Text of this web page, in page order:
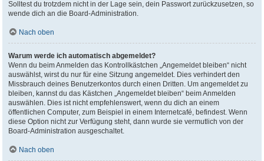
Solltest du trotzdem nicht in der Lage sein, dein Passwort zurückzusetzen, so
wende dich an die Board-Administration.
Nach oben
Warum werde ich automatisch abgemeldet?
Wenn du beim Anmelden das Kontrollkästchen „Angemeldet bleiben“ nicht
auswählst, wirst du nur für eine Sitzung angemeldet. Dies verhindert den
Missbrauch deines Benutzerkontos durch einen Dritten. Um angemeldet zu
bleiben, kannst du das Kästchen „Angemeldet bleiben“ beim Anmelden
auswählen. Dies ist nicht empfehlenswert, wenn du dich an einem
öffentlichen Computer, zum Beispiel in einem Internetcafé, befindest. Wenn
diese Option nicht zur Verfügung steht, dann wurde sie vermutlich von der
Board-Administration ausgeschaltet.
Nach oben